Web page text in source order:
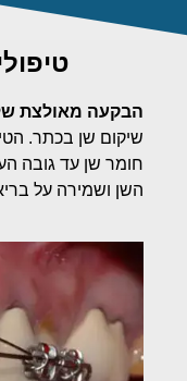
הבקעה מאולצת
שיקום שן בכתר.
חומר שן עד גובה
השן ושמירה על